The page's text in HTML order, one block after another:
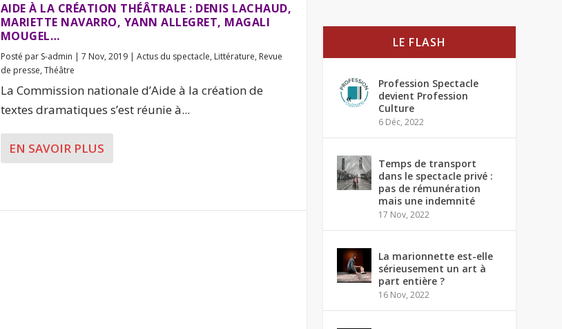
AIDE À LA CRÉATION THÉÂTRALE : DENIS LACHAUD,
MARIETTE NAVARRO, YANN ALLEGRET, MAGALI
MOUGEL…
Posté par S-admin | 7 Nov, 2019| Actus du spectacle, Littérature, Revue
de presse, Théâtre
La Commission nationale d’Aide à la création de
textes dramatiques s’est réunie à...
EN SAVOIR PLUS
LE FLASH
Profession Spectacle
devient Profession
Culture
6 Déc, 2022
Temps de transport
dans le spectacle privé :
pas de rémunération
mais une indemnité
17 Nov, 2022
La marionnette est-elle
sérieusement un art à
part entière ?
16 Nov, 2022